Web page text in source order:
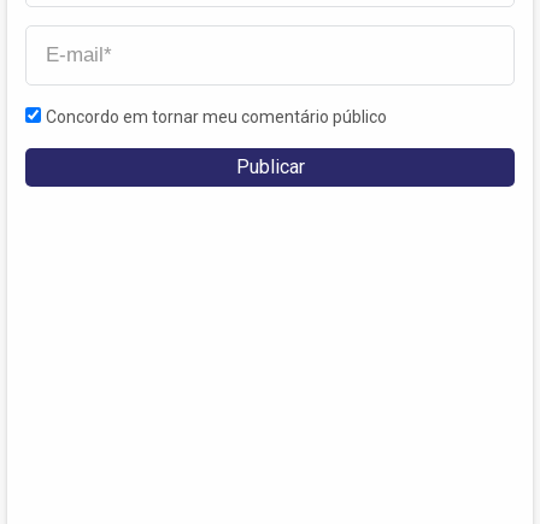
Concordo em tornar meu comentário público